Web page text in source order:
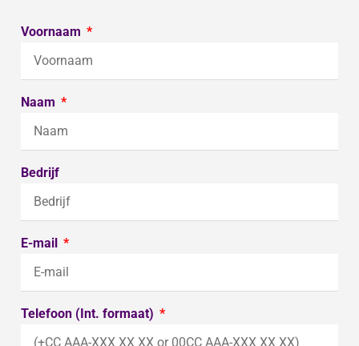
Voornaam
Naam
Bedrijf
E-mail
Telefoon (Int. formaat)